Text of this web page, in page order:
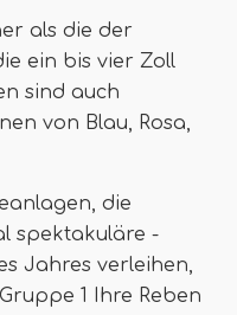
als die der
ein bis vier Zoll
sind auch
von Blau, Rosa,
die
spektakuläre -
Jahres verleihen,
1 Ihre Reben